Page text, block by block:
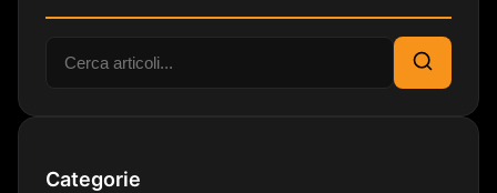
Cerca:
Cerca
Categorie